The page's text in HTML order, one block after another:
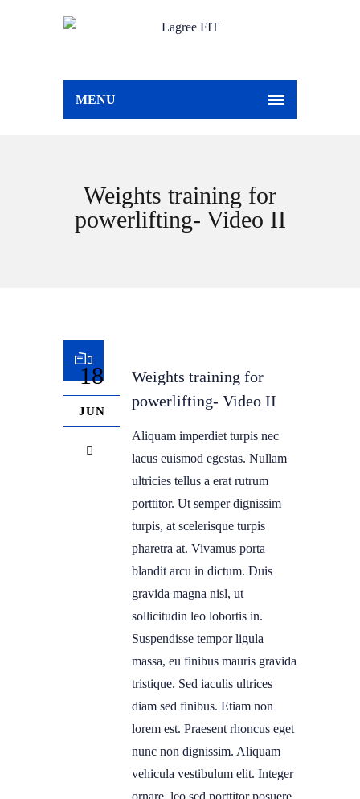
MENU
Weights training for
powerlifting- Video II
18
JUN
Weights training for
powerlifting- Video II
Aliquam imperdiet turpis nec
lacus euismod egestas. Nullam
ultricies tellus a erat rutrum
porttitor. Ut semper dignissim
turpis, at scelerisque turpis
pharetra at. Vivamus porta
blandit arcu in dictum. Duis
gravida magna nisl, ut
sollicitudin leo lobortis in.
Suspendisse tempor ligula
massa, eu finibus mauris gravida
tristique. Sed iaculis ultrices
diam sed finibus. Etiam non
lorem est. Praesent rhoncus eget
nunc non dignissim. Aliquam
vehicula vestibulum elit. Integer
ornare, leo sed porttitor posuere,